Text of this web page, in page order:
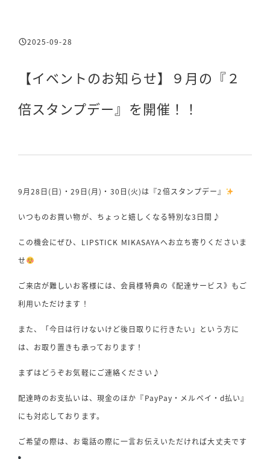
【イベントのお知らせ】９月の『２
倍スタンプデー』を開催！！
2025-09-28
9月28日(日)・29日(月)・30日(火)は『2倍スタンプデー』
いつものお買い物が、ちょっと嬉しくなる特別な3日間♪
この機会にぜひ、LIPSTICK MIKASAYAへお立ち寄りくださいま
せ
ご来店が難しいお客様には、会員様特典の《配達サービス》もご
利用いただけます！
また、「今日は行けないけど後日取りに行きたい」という方に
は、お取り置きも承っております！
まずはどうぞお気軽にご連絡ください♪
配達時のお支払いは、現金のほか『PayPay・メルペイ・d払い』
にも対応しております。
ご希望の際は、お電話の際に一言お伝えいただければ大丈夫です